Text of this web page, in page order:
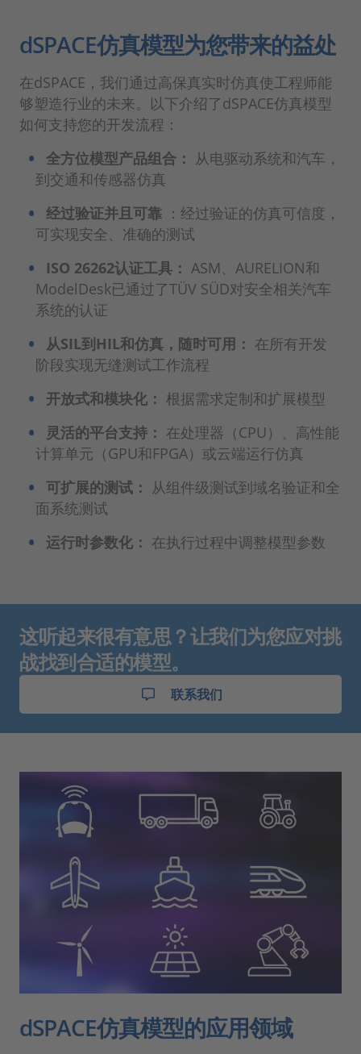
dSPACE仿真模型为您带来的益处
在dSPACE，我们通过高保真实时仿真使工程师能
够塑造行业的未来。以下介绍了dSPACE仿真模型
如何支持您的开发流程：
全方位模型产品组合： 从电驱动系统和汽车，
到交通和传感器仿真
经过验证并且可靠 ：经过验证的仿真可信度，
可实现安全、准确的测试
ISO 26262认证工具： ASM、AURELION和
ModelDesk已通过了TÜV SÜD对安全相关汽车
系统的认证
从SIL到HIL和仿真，随时可用： 在所有开发
阶段实现无缝测试工作流程
开放式和模块化： 根据需求定制和扩展模型
灵活的平台支持： 在处理器（CPU）、高性能
计算单元（GPU和FPGA）或云端运行仿真
可扩展的测试： 从组件级测试到域名验证和全
面系统测试
运行时参数化： 在执行过程中调整模型参数
这听起来很有意思？让我们为您应对挑
战找到合适的模型。
联系我们
dSPACE仿真模型的应用领域